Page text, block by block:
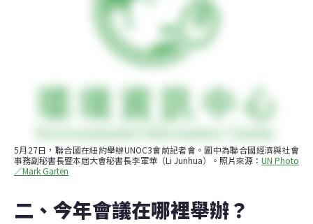
5月27日，聯合國在紐約舉辦UNOC3會前記者會。圖中為聯合國經濟與社會
事務副秘書長暨本屆大會秘書長李軍華（Li Junhua）。照片來源： UN Photo
／Mark Garten
二、今年會議在哪裡舉辦？